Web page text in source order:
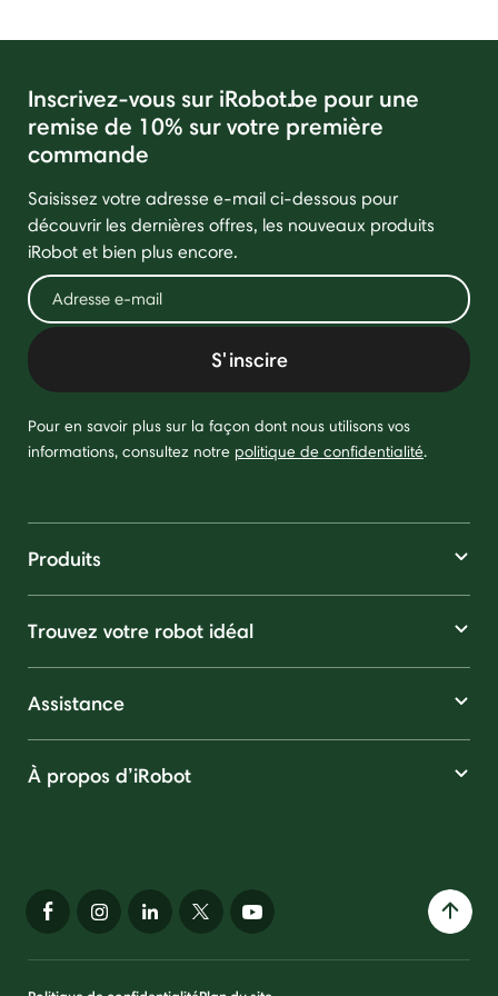
Inscrivez-vous sur iRobot.be pour une
remise de 10% sur votre première
commande
Saisissez votre adresse e-mail ci-dessous pour
découvrir les dernières offres, les nouveaux produits
iRobot et bien plus encore.
S'inscire
Pour en savoir plus sur la façon dont nous utilisons vos
informations, consultez notre politique de confidentialité.
Produits
Trouvez votre robot idéal
Assistance
À propos d’iRobot